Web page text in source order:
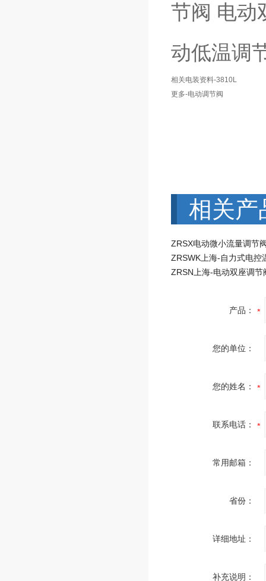
节阀 电动
动低温调
相关电装资料-3810L
更多-电动调节阀
相关产
ZRSX电动微小流量调节
产品：
您的单位：
您的姓名：
联系电话：
常用邮箱：
省份：
详细地址：
补充说明：